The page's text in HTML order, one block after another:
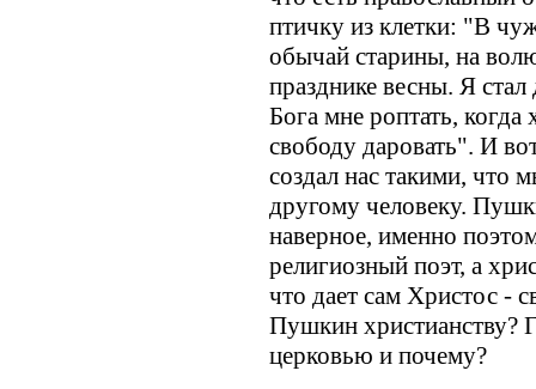
птичку из клетки: "В
обычай старины, на
празднике весны. Я
Бога мне роптать,
свободу даровать". И
создал нас такими, что
другому человеку.
наверное, именно
религиозный поэт, а
что дает сам Христос -
Пушкин христианству?
церковью и почему?